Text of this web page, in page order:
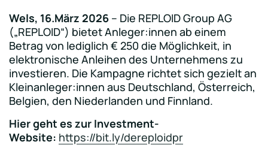
Wels, 16.März 2026 – Die REPLOID Group AG
(„REPLOID“) bietet Anleger:innen ab einem
Betrag von lediglich € 250 die Möglichkeit, in
elektronische Anleihen des Unternehmens zu
investieren. Die Kampagne richtet sich gezielt an
Kleinanleger:innen aus Deutschland, Österreich,
Belgien, den Niederlanden und Finnland.
Hier geht es zur Investment-
Website: https://bit.ly/dereploidpr